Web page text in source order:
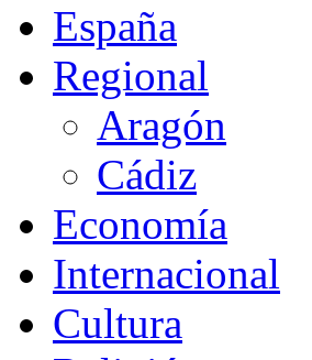
España
Regional
Aragón
Cádiz
Economía
Internacional
Cultura